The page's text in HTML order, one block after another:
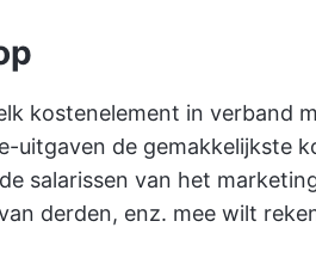
kostenelement in verband
uitgaven de gemakkelijkste
salarissen van het
derden, enz. mee wilt